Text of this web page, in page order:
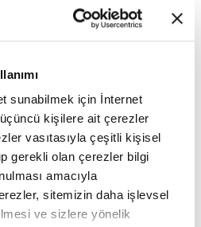
sunabilmek için İnternet
kişilere ait çerezler
vasıtasıyla çeşitli kişisel
gerekli olan çerezler bilgi
amacıyla
sitemizin daha işlevsel
ve sizlere yönelik
gibi inleyerek yakılsa ne